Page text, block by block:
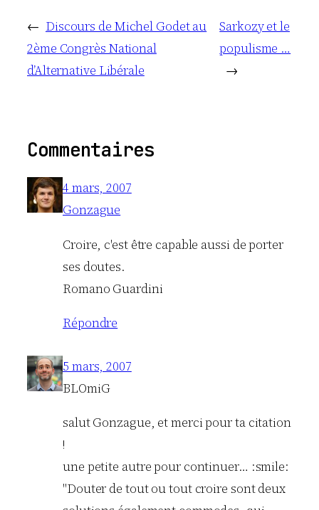
← Discours de Michel Godet au
2ème Congrès National
d’Alternative Libérale
Sarkozy et le
populisme …
→
Commentaires
4 mars, 2007
Gonzague
Croire, c'est être capable aussi de porter
ses doutes.
Romano Guardini
Répondre
5 mars, 2007
BLOmiG
salut Gonzague, et merci pour ta citation
!
une petite autre pour continuer… :smile:
"Douter de tout ou tout croire sont deux